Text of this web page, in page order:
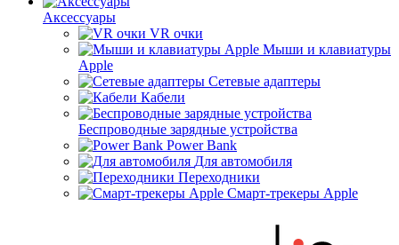
Аксессуары
VR очки
Мыши и клавиатуры
Apple
Сетевые адаптеры
Кабели
Беспроводные зарядные устройства
Power Bank
Для автомобиля
Переходники
Смарт-трекеры Apple